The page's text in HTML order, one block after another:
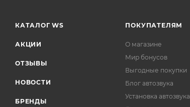
КАТАЛОГ WS
АКЦИИ
ОТЗЫВЫ
НОВОСТИ
БРЕНДЫ
ПОКУПАТЕЛЯМ
О магазине
Мир бонусов
Выгодные покупки
Блог автозвука
Установка автозвука